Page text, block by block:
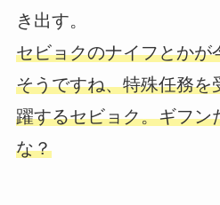
き出す。
セビョクのナイフとかが
そうですね、特殊任務を
躍するセビョク。ギフン
な？